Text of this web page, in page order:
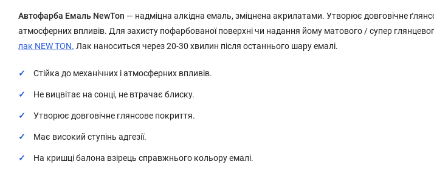
Автофарба Емаль NewTon — надміцна алкідна емаль, зміцнена акрилатами. Утворює довговічне
атмосферних впливів. Для захисту пофарбованої поверхні чи надання йому матового / супер
лак NEW TON. Лак наноситься через 20-30 хвилин після останнього шару емалі.
Стійка до механічних і атмосферних впливів.
Не вицвітає на сонці, не втрачає блиску.
Утворює довговічне глянсове покриття.
Має високий ступінь адгезії.
На кришці балона взірець справжнього кольору емалі.